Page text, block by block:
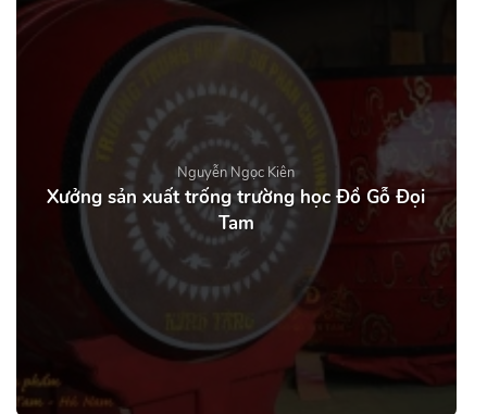
Nguyễn Ngọc Kiên
Xưởng sản xuất trống trường học Đồ Gỗ Đọi
Tam